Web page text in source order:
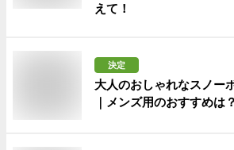
えて！
決定
大人のおしゃれなスノー
｜メンズ用のおすすめは？